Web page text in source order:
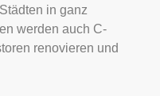
in ganz
werden auch C-
renovieren und